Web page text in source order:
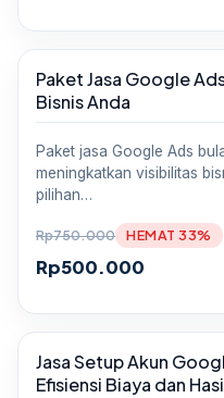
Sale
Paket Jasa Google
Bisnis Anda
Paket jasa Google Ads
meningkatkan visibilitas
pilihan…
Rp750.000
Rp500.000
HEMAT 33%
Sale
Jasa Setup Akun
Efisiensi Biaya dan